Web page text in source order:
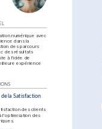
numérique avec
dans la
des parcours
des résultats
à l'idée de
expérience
la Satisfaction
des clients
l'optimisation des